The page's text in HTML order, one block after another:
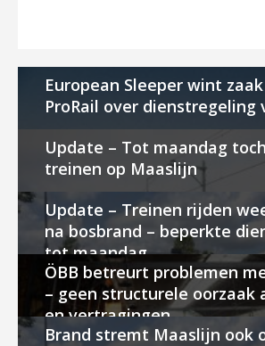
European Sleeper wint
ProRail over dienstregeling
Update – Tot maandag
treinen op Maaslijn
Update – Treinen rijden
na bosbrand – beperkte
tot maandag
ÖBB betreurt problemen
– geen structurele oorzaak
en vertragingen
Brand stremt Maaslijn ook